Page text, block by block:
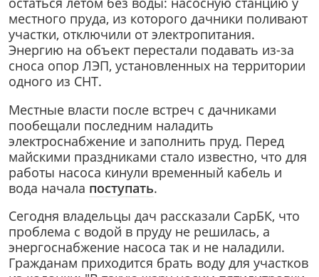
местного пруда, из которого дачники поливают
участки, отключили от электропитания.
Энергию на объект перестали подавать из-за
сноса опор ЛЭП, установленных на территории
одного из СНТ.
Местные власти после встреч с дачниками
пообещали последним наладить
электроснабжение и заполнить пруд. Перед
майскими праздниками стало известно, что для
работы насоса кинули временный кабель и
вода начала поступать.
Сегодня владельцы дач рассказали СарБК, что
проблема с водой в пруду не решилась, а
энергоснабжение насоса так и не наладили.
Гражданам приходится брать воду для участков